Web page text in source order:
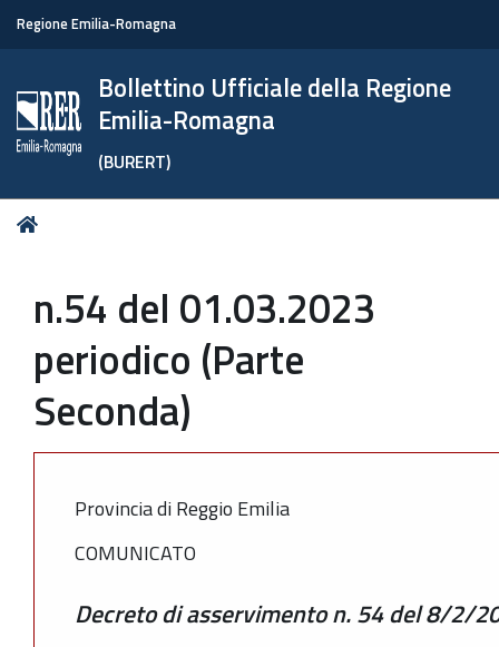
Regione Emilia-Romagna
Bollettino Ufficiale della Regione
Emilia-Romagna
(BURERT)
Tu
n.54 del 01.03.2023
periodico (Parte
Seconda)
Provincia di Reggio Emilia
COMUNICATO
Decreto di asservimento n. 54 del 8/2/